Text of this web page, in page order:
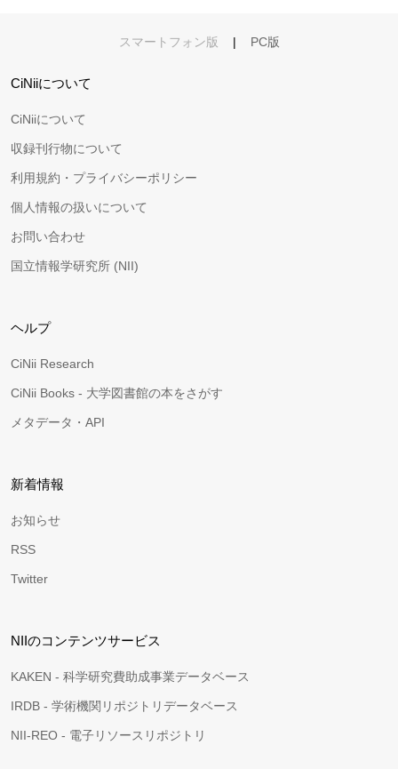
スマートフォン版 | PC版
CiNiiについて
CiNiiについて
収録刊行物について
利用規約・プライバシーポリシー
個人情報の扱いについて
お問い合わせ
国立情報学研究所 (NII)
ヘルプ
CiNii Research
CiNii Books - 大学図書館の本をさがす
メタデータ・API
新着情報
お知らせ
RSS
Twitter
NIIのコンテンツサービス
KAKEN - 科学研究費助成事業データベース
IRDB - 学術機関リポジトリデータベース
NII-REO - 電子リソースリポジトリ